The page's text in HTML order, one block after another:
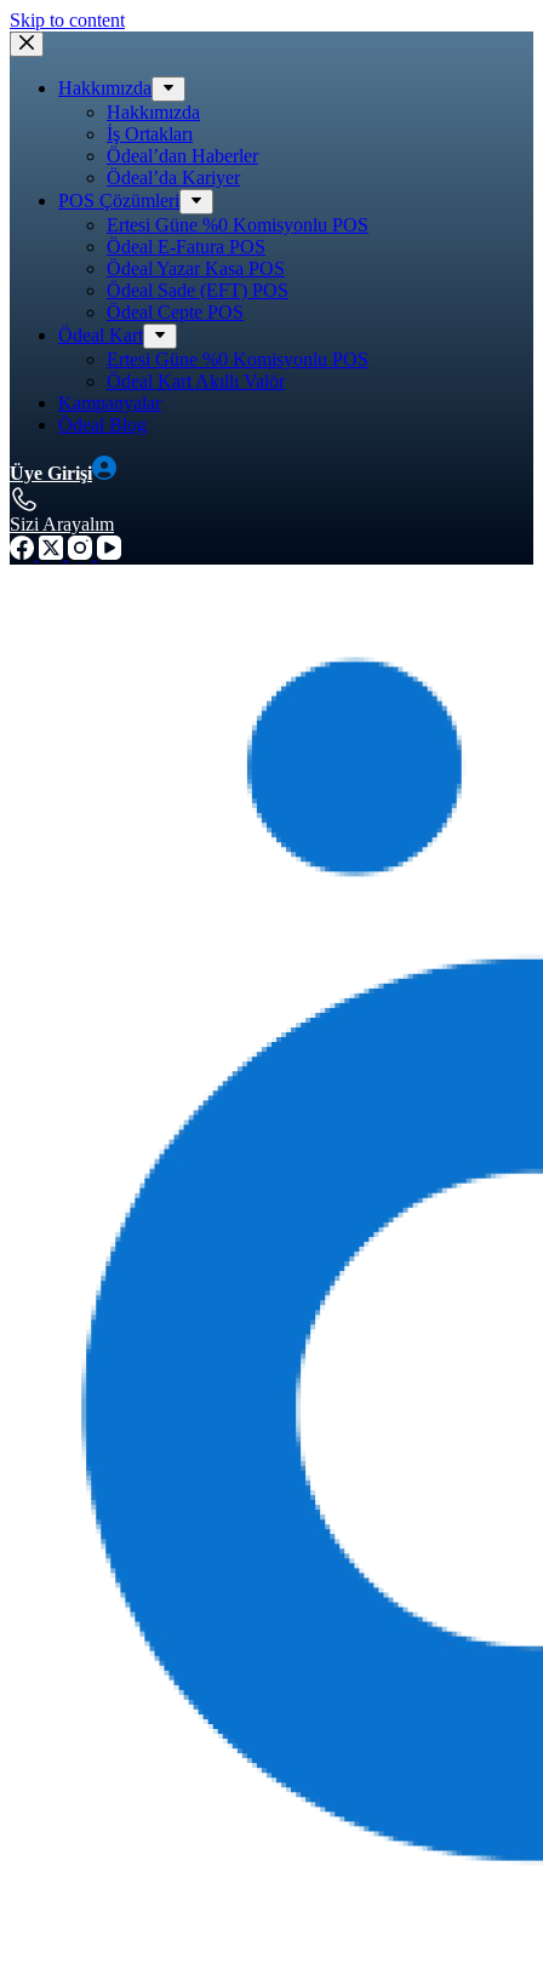
Skip to content
Hakkımızda
Hakkımızda
İş Ortakları
Ödeal’dan Haberler
Ödeal’da Kariyer
POS Çözümleri
Ertesi Güne %0 Komisyonlu POS
Ödeal E-Fatura POS
Ödeal Yazar Kasa POS
Ödeal Sade (EFT) POS
Ödeal Cepte POS
Ödeal Kart
Ertesi Güne %0 Komisyonlu POS
Ödeal Kart Akıllı Valör
Kampanyalar
Ödeal Blog
Üye Girişi
Sizi Arayalım